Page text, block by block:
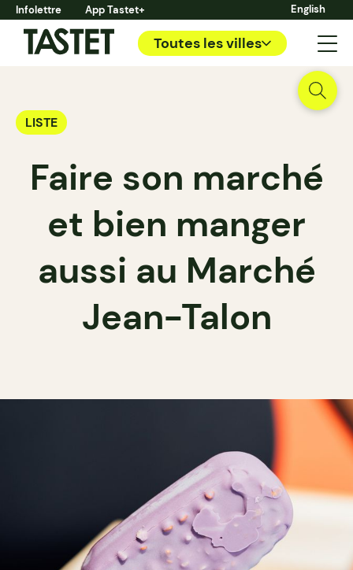
Infolettre App Tastet+ English
Toutes les villes
LISTE
Faire son marché
et bien manger
aussi au Marché
Jean-Talon